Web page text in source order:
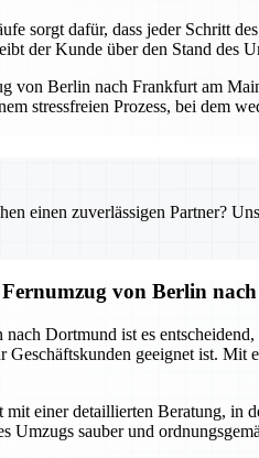
sorgt dafür, dass jeder Schritt
der Kunde über den Stand des
von Berlin nach Frankfurt am
stressfreien Prozess, bei dem
einen zuverlässigen Partner?
von Berlin
Dortmund ist es
geeignet ist.
einer detaillierten Beratung, in
Umzugs sauber und